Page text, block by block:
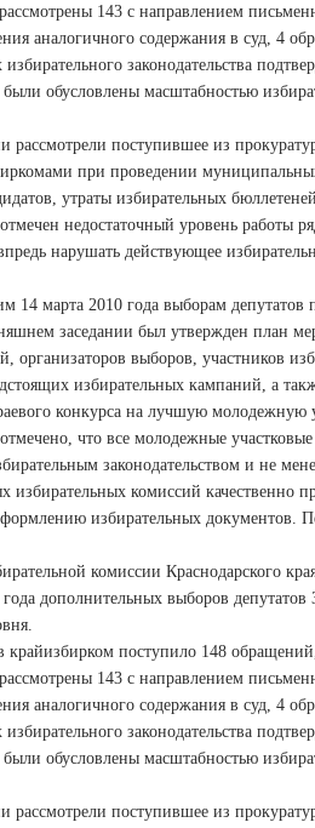
143 с направлением
аналогичного содержания в суд, 4
законодательства
обусловлены масштабностью
рассмотрели поступившее из
при проведении
утраты избирательных
недостаточный уровень работы
нарушать действующее
14 марта 2010 года выборам
заседании был утвержден план
организаторов выборов, участников
избирательных кампаний, а
конкурса на лучшую
что все молодежные
законодательством и не
комиссий качественно
избирательных документов.
комиссии Краснодарского
дополнительных выборов депутатов
поступило 148
143 с направлением
аналогичного содержания в суд, 4
законодательства
обусловлены масштабностью
рассмотрели поступившее из